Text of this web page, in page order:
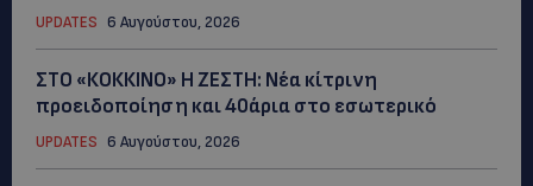
UPDATES 6 Αυγούστου, 2026
ΣΤΟ «ΚΟΚΚΙΝΟ» Η ΖΕΣΤΗ: Νέα κίτρινη
προειδοποίηση και 40άρια στο εσωτερικό
UPDATES 6 Αυγούστου, 2026